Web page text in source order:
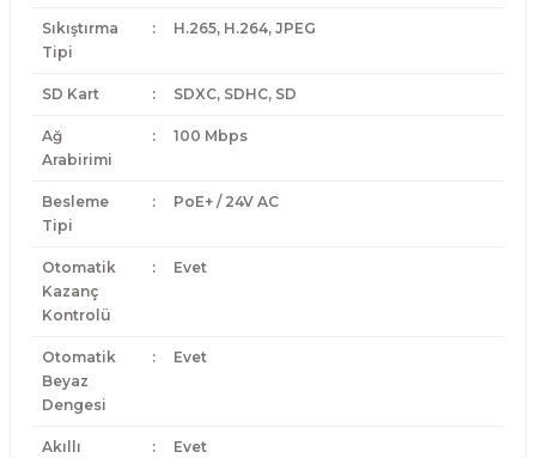
Sıkıştırma
Tipi
: H.265, H.264, JPEG
SD Kart : SDXC, SDHC, SD
Ağ
Arabirimi
: 100 Mbps
Besleme
Tipi
: PoE+ / 24V AC
Otomatik
Kazanç
Kontrolü
: Evet
Otomatik
Beyaz
Dengesi
: Evet
Akıllı
: Evet